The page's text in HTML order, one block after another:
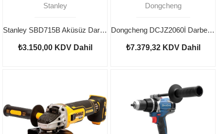
Stanley
Stanley SBD715B Aküsüz Darbeli Kömürsüz Şarjlı Matkap
₺3.150,00 KDV Dahil
Dongcheng
Dongcheng DCJZ2060İ Darbeli Şarjlı Matkap 20V 2AH
₺7.379,32 KDV Dahil